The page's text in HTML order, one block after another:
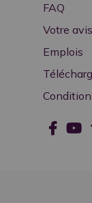
FAQ
Votre avis
Emplois